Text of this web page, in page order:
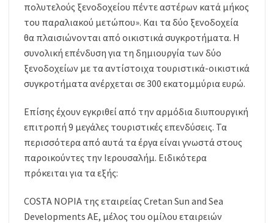
πολυτελούς ξενοδοχείου πέντε αστέρων κατά μήκος
του παραλιακού μετώπου». Και τα δύο ξενοδοχεία
θα πλαισιώνονται από οικιστικά συγκροτήματα. Η
συνολική επένδυση για τη δημιουργία των δύο
ξενοδοχείων με τα αντίστοιχα τουριστικά-οικιστικά
συγκροτήματα ανέρχεται σε 300 εκατομμύρια ευρώ.
Επίσης έχουν εγκριθεί από την αρμόδια διυπουργική
επιτροπή 9 μεγάλες τουριστικές επενδύσεις. Τα
περισσότερα από αυτά τα έργα είναι γνωστά στους
παροικούντες την Ιερουσαλήμ. Ειδικότερα
πρόκειται για τα εξής:
COSTA NOPIA της εταιρείας Cretan Sun and Sea
Developments ΑΕ, μέλος του ομίλου εταιρειών